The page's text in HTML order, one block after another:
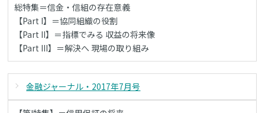
総特集＝信金・信組の存在意義
【Part I】＝協同組織の役割
【Part II】＝指標でみる 収益の将来像
【Part III】＝解決へ 現場の取り組み
金融ジャーナル・2017年7月号